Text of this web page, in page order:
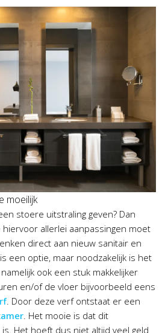
moeilijk
stoere uitstraling geven? Dan
hiervoor allerlei aanpassingen moet
direct aan nieuw sanitair en
een optie, maar noodzakelijk is het
ook een stuk makkelijker
en/of de vloer bijvoorbeeld eens
. Door deze verf ontstaat er een
. Het mooie is dat dit
Het hoeft dus niet altijd veel geld